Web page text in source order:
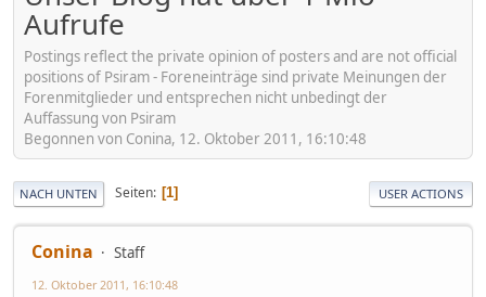
Aufrufe
Postings reflect the private opinion of posters and are not official
positions of Psiram - Foreneinträge sind private Meinungen der
Forenmitglieder und entsprechen nicht unbedingt der
Auffassung von Psiram
Begonnen von Conina, 12. Oktober 2011, 16:10:48
NACH UNTEN Seiten 1 USER ACTIONS
Conina Staff
12. Oktober 2011, 16:10:48